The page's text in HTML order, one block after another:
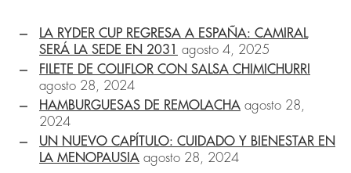
LA RYDER CUP REGRESA A ESPAÑA: CAMIRAL
SERÁ LA SEDE EN 2031
agosto 4, 2025
FILETE DE COLIFLOR CON SALSA CHIMICHURRI
agosto 28, 2024
HAMBURGUESAS DE REMOLACHA agosto 28,
2024
UN NUEVO CAPÍTULO: CUIDADO Y BIENESTAR EN
LA MENOPAUSIA agosto 28, 2024